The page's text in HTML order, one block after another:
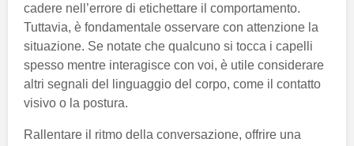
cadere nell’errore di etichettare il comportamento.
Tuttavia, è fondamentale osservare con attenzione la
situazione. Se notate che qualcuno si tocca i capelli
spesso mentre interagisce con voi, è utile considerare
altri segnali del linguaggio del corpo, come il contatto
visivo o la postura.
Rallentare il ritmo della conversazione, offrire una